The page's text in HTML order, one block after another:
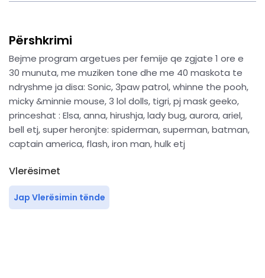
Përshkrimi
Bejme program argetues per femije qe zgjate 1 ore e
30 munuta, me muziken tone dhe me 40 maskota te
ndryshme ja disa: Sonic, 3paw patrol, whinne the pooh,
micky &minnie mouse, 3 lol dolls, tigri, pj mask geeko,
princeshat : Elsa, anna, hirushja, lady bug, aurora, ariel,
bell etj, super heronjte: spiderman, superman, batman,
captain america, flash, iron man, hulk etj
Vlerësimet
Jap Vlerësimin tënde